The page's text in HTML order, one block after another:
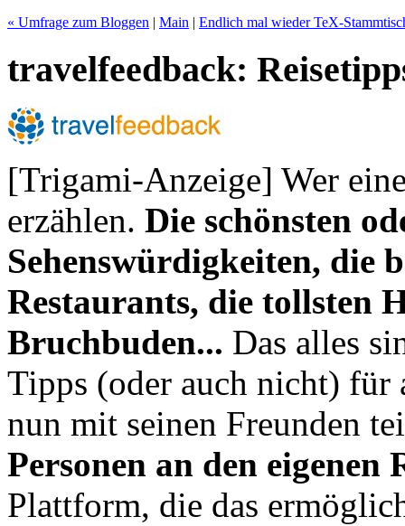
« Umfrage zum Bloggen | Main | Endlich mal wieder TeX-
travelfeedback:
[Trigami-Anzeige] Wer
erzählen. Die schönsten
Sehenswürdigkeiten, die
Restaurants, die tollsten
Bruchbuden... Das alles
Tipps (oder auch nicht) für
nun mit seinen Freunden
Personen an den eigenen
Plattform, die das